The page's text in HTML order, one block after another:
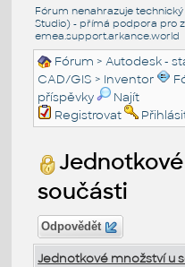
Fórum nenahrazuje
Studio) - přímá podpora pro
emea.support.arkance.world
Fórum >Autodesk -
CAD/GIS > Inventor
příspěvky
Najít
Registrovat
součásti
Odpovědět
Jednotkové množství u